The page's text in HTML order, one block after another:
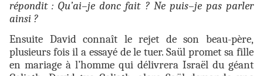
répondit : Qu’ai–je donc fait ? Ne puis–je pas parler
ainsi ?
Ensuite David connaît le rejet de son beau-père,
plusieurs fois il a essayé de le tuer. Saül promet sa fille
en mariage à l’homme qui délivrera Israël du géant